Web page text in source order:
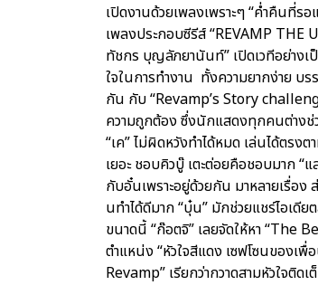
เปิดงานด้วยเพลงเพราะๆ “ค่ำคืน
เพลงประกอบซีรีส์ “REVAMP THE
ทัชกร บุญลัภยานันท์” เปิดเวทีอย่าง
ใจในการทำงาน ทั้งความยากง่าย บ
กัน กับ “Revamp’s Story
ความถูกต้อง ซึ่งนักแสดงทุกคนต่างช่
“เค” ไม่ผิดหวังทำได้หมด เล่นได้ตรง
เยอะ ชอบคิวบู๊ เตะต่อยคือชอบมาก
กับอั๋นเพราะอยู่ด้วยกัน มาหลายเรื่อง
นทำได้ดีมาก “บุ๋น” มักช่วยแชร์ไอเดี
ขนาดนี้ “ก๊อตจิ” เลยจัดให้หา “The
ตำแหน่ง “หัวใจสีแดง เซฟโซนของเพื่
Revamp” เรียกว่ากวาดสามหัวใจติดเ